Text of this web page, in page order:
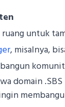
untuk
, misalnya,
domain